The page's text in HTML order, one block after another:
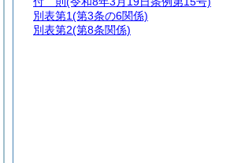
別表第1(第3条の6関係)
別表第2(第8条関係)